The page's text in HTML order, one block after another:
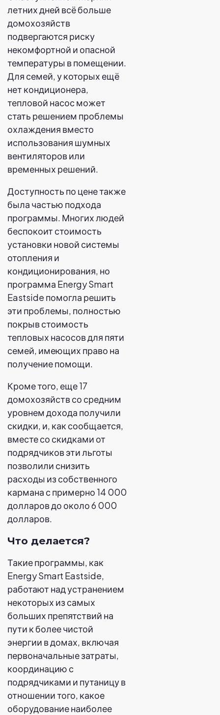
летних дней всё больше
домохозяйств
подвергаются риску
некомфортной и опасной
температуры в помещении.
Для семей, у которых ещё
нет кондиционера,
тепловой насос может
стать решением проблемы
охлаждения вместо
использования шумных
вентиляторов или
временных решений.
Доступность по цене также
была частью подхода
программы. Многих людей
беспокоит стоимость
установки новой системы
отопления и
кондиционирования, но
программа Energy Smart
Eastside помогла решить
эти проблемы, полностью
покрыв стоимость
тепловых насосов для пяти
семей, имеющих право на
получение помощи.
Кроме того, еще 17
домохозяйств со средним
уровнем дохода получили
скидки, и, как сообщается,
вместе со скидками от
подрядчиков эти льготы
позволили снизить
расходы из собственного
кармана с примерно 14 000
долларов до около 6 000
долларов.
Что делается?
Такие программы, как
Energy Smart Eastside,
работают над устранением
некоторых из самых
больших препятствий на
пути к более чистой
энергии в домах, включая
первоначальные затраты,
координацию с
подрядчиками и путаницу в
отношении того, какое
оборудование наиболее